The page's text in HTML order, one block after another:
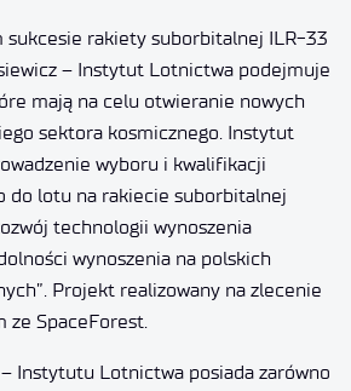
sukcesie rakiety suborbitalnej ILR-33
– Instytut Lotnictwa podejmuje
mają na celu otwieranie nowych
sektora kosmicznego. Instytut
wyboru i kwalifikacji
do lotu na rakiecie suborbitalnej
technologii wynoszenia
wynoszenia na polskich
Projekt realizowany na zlecenie
ze SpaceForest.
– Instytutu Lotnictwa posiada zarówno